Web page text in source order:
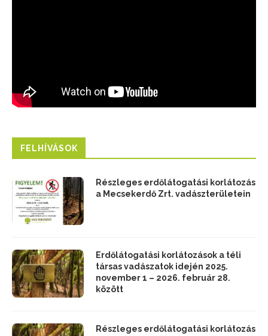
FELHÍVÁSOK
Részleges erdőlátogatási korlátozás
a Mecsekerdő Zrt. vadászterületein
Erdőlátogatási korlátozások a téli
társas vadászatok idején 2025.
november 1 – 2026. február 28.
között
Részleges erdőlátogatási korlátozás